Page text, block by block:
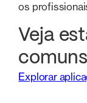
os
Veja
Explorar